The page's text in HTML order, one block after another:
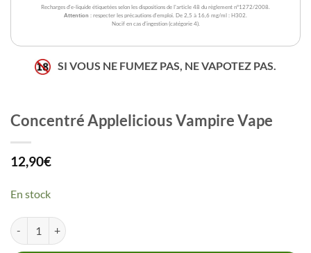
Recharges d'e-liquide étiquetées selon les dispositions de l'article 48 du règlement n°1272/2008.
Attention : respecter les précautions d'emploi. De 2,5 à 16,6 mg/ml : H302.
Nocif en cas d'ingestion (catégorie 4).
SI VOUS NE FUMEZ PAS, NE VAPOTEZ PAS.
Concentré Applelicious Vampire Vape
12,90€
En stock
quantité de Concentré Applelicious Vampire Vape